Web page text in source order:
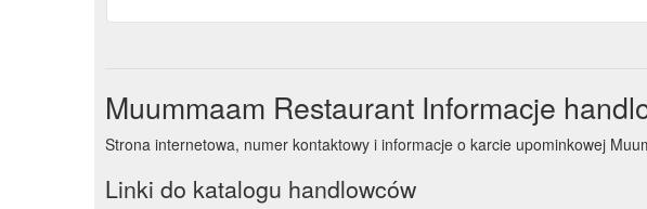
Muummaam Restaurant Informacje
Strona internetowa, numer kontaktowy i informacje o karcie upominkowej
Linki do katalogu handlowców